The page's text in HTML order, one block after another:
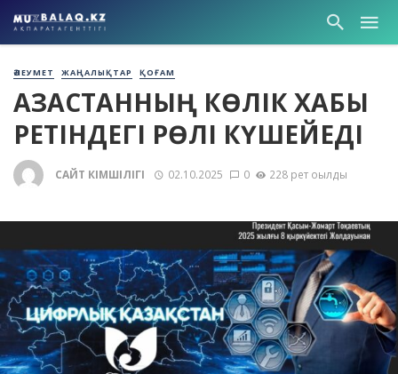
ӘЛЕУМЕТ ЖАҢАЛЫҚТАР ҚОҒАМ
ҚАЗАҚСТАННЫҢ КӨЛІК ХАБЫ
РЕТІНДЕГІ РӨЛІ КҮШЕЙЕДІ
САЙТ ӘКІМШІЛІГІ 02.10.2025 0 228 рет оқылды